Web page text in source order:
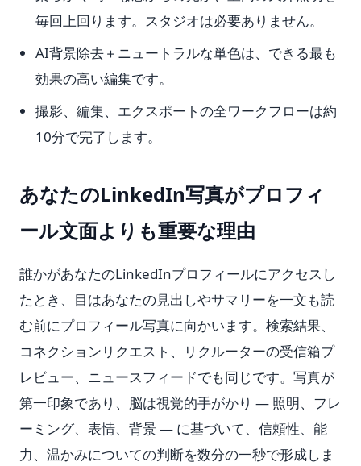
毎回上回ります。スタジオは必要ありません。
AI背景除去＋ニュートラルな単色は、できる最も
効果の高い編集です。
撮影、編集、エクスポートの全ワークフローは約
10分で完了します。
あなたのLinkedIn写真がプロフィ
ール文面よりも重要な理由
誰かがあなたのLinkedInプロフィールにアクセスし
たとき、目はあなたの見出しやサマリーを一文も読
む前にプロフィール写真に向かいます。検索結果、
コネクションリクエスト、リクルーターの受信箱プ
レビュー、ニュースフィードでも同じです。写真が
第一印象であり、脳は視覚的手がかり — 照明、フレ
ーミング、表情、背景 — に基づいて、信頼性、能
力、温かみについての判断を数分の一秒で形成しま